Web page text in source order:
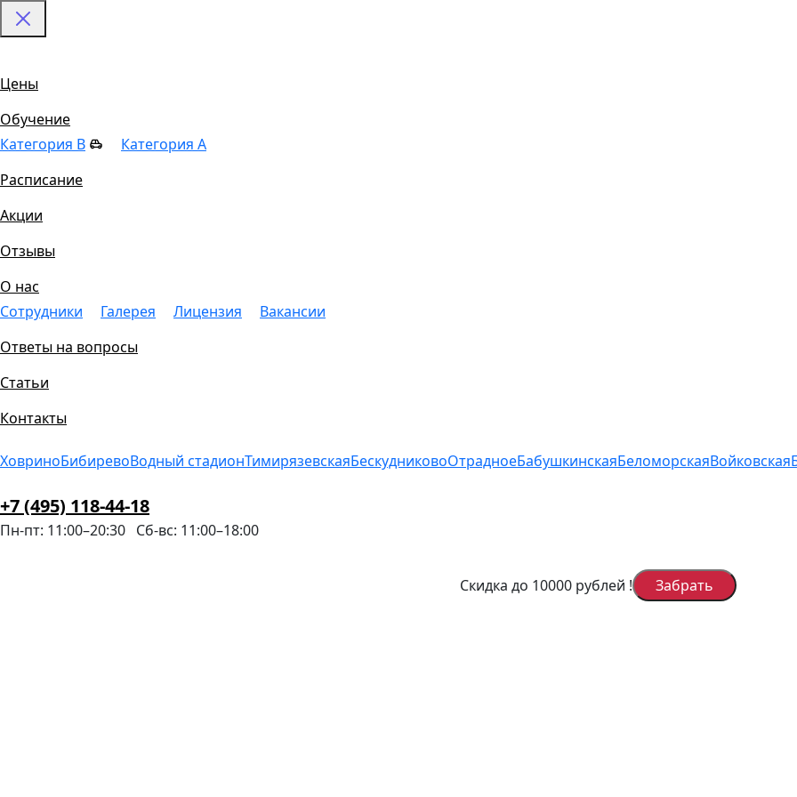
Цены
Обучение
Категория B
Категория A
Расписание
Акции
Отзывы
О нас
Сотрудники
Галерея Лицензия
Вакансии
Ответы на вопросы
Статьи
Контакты
ХовриноБибиревоВодный стадионТимирязевскаяБескудниковоОтрадноеБабушкинскаяБеломорскаяВойковская
+7 (495) 118-44-18
Пн-пт: 11:00–20:30 Сб-вс: 11:00–18:00
Скидка до 10000 рублей ! Забрать